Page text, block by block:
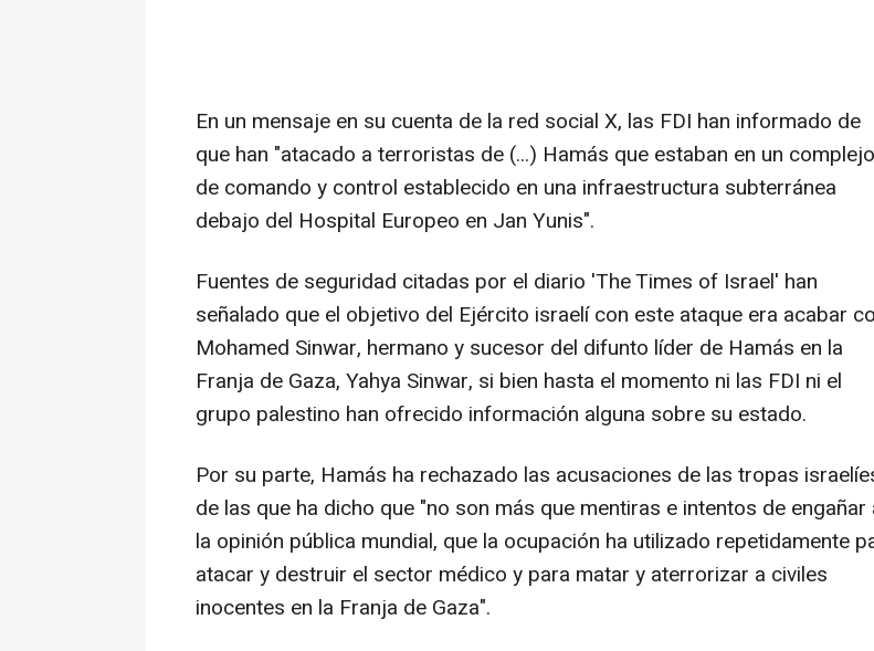
En un mensaje en su cuenta de la red social X, las FDI han informado de
que han "atacado a terroristas de (...) Hamás que estaban en un complejo
de comando y control establecido en una infraestructura subterránea
debajo del Hospital Europeo en Jan Yunis".
Fuentes de seguridad citadas por el diario 'The Times of Israel' han
señalado que el objetivo del Ejército israelí con este ataque era acabar
Mohamed Sinwar, hermano y sucesor del difunto líder de Hamás en la
Franja de Gaza, Yahya Sinwar, si bien hasta el momento ni las FDI ni el
grupo palestino han ofrecido información alguna sobre su estado.
Por su parte, Hamás ha rechazado las acusaciones de las tropas
de las que ha dicho que "no son más que mentiras e intentos de engañar
la opinión pública mundial, que la ocupación ha utilizado repetidamente
atacar y destruir el sector médico y para matar y aterrorizar a civiles
inocentes en la Franja de Gaza".